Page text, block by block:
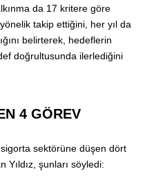
da 17 kritere göre
takip ettiğini, her yıl da
belirterek, hedeflerin
doğrultusunda ilerlediğini
4 GÖREV
sektörüne düşen dört
şunları söyledi: